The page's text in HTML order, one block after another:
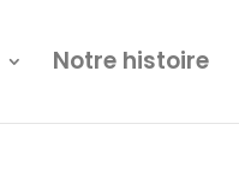
Notre histoire